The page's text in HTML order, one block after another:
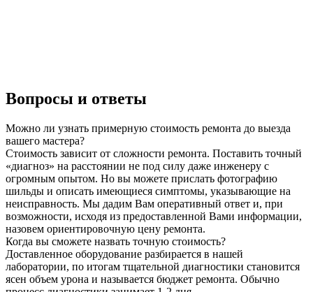
Вопросы и ответы
Можно ли узнать примерную стоимость ремонта до выезда
вашего мастера?
Стоимость зависит от сложности ремонта. Поставить точный
«диагноз» на расстоянии не под силу даже инженеру с
огромным опытом. Но вы можете прислать фотографию
шильды и описать имеющиеся симптомы, указывающие на
неисправность. Мы дадим Вам оперативный ответ и, при
возможности, исходя из предоставленной Вами информации,
назовем ориентировочную цену ремонта.
Когда вы сможете назвать точную стоимость?
Доставленное оборудование разбирается в нашей
лаборатории, по итогам тщательной диагностики становится
ясен объем урона и называется бюджет ремонта. Обычно